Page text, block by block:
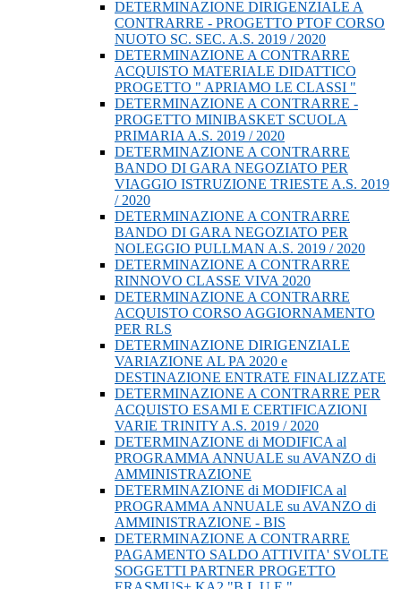
DETERMINAZIONE DIRIGENZIALE A
CONTRARRE - PROGETTO PTOF CORSO
NUOTO SC. SEC. A.S. 2019 / 2020
DETERMINAZIONE A CONTRARRE
ACQUISTO MATERIALE DIDATTICO
PROGETTO " APRIAMO LE CLASSI "
DETERMINAZIONE A CONTRARRE -
PROGETTO MINIBASKET SCUOLA
PRIMARIA A.S. 2019 / 2020
DETERMINAZIONE A CONTRARRE
BANDO DI GARA NEGOZIATO PER
VIAGGIO ISTRUZIONE TRIESTE A.S. 2019
/ 2020
DETERMINAZIONE A CONTRARRE
BANDO DI GARA NEGOZIATO PER
NOLEGGIO PULLMAN A.S. 2019 / 2020
DETERMINAZIONE A CONTRARRE
RINNOVO CLASSE VIVA 2020
DETERMINAZIONE A CONTRARRE
ACQUISTO CORSO AGGIORNAMENTO
PER RLS
DETERMINAZIONE DIRIGENZIALE
VARIAZIONE AL PA 2020 e
DESTINAZIONE ENTRATE FINALIZZATE
DETERMINAZIONE A CONTRARRE PER
ACQUISTO ESAMI E CERTIFICAZIONI
VARIE TRINITY A.S. 2019 / 2020
DETERMINAZIONE di MODIFICA al
PROGRAMMA ANNUALE su AVANZO di
AMMINISTRAZIONE
DETERMINAZIONE di MODIFICA al
PROGRAMMA ANNUALE su AVANZO di
AMMINISTRAZIONE - BIS
DETERMINAZIONE A CONTRARRE
PAGAMENTO SALDO ATTIVITA' SVOLTE
SOGGETTI PARTNER PROGETTO